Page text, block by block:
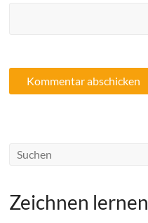
Zeichnen lernen